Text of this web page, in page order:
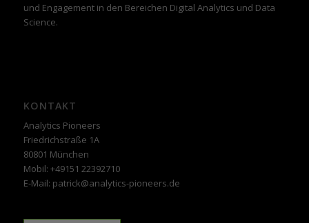
und Engagement in den Bereichen Digital Analytics und Data
Science.
KONTAKT
Analytics Pioneers
Friedrichstraße 1A
80801 München
Mobil: +49151 22392710
E-Mail: patrick@analytics-pioneers.de